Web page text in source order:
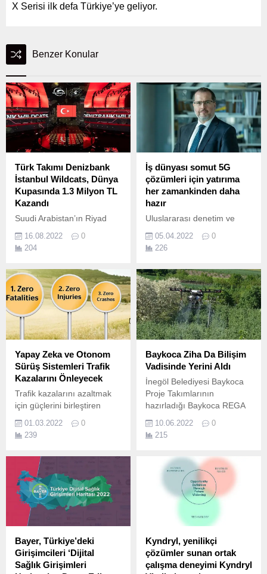
X Serisi ilk defa Türkiye’ye geliyor.
Benzer Konular
Türk Takımı Denizbank
İstanbul Wildcats, Dünya
Kupasında 1.3 Milyon TL
Kazandı
Suudi Arabistan’ın Riyad
MOBILE World Invitational
Ana Turnuvasında yarışan
Wildcats, 1.
16.08.2022
0
204
İş dünyası somut 5G
çözümleri için yatırıma
her zamankinden daha
hazır
Uluslararası denetim ve
(Ernst & Young),
“Endüstrilerin Geleceği
yayınladı.
05.04.2022
0
226
Yapay Zeka ve Otonom
Sürüş Sistemleri Trafik
Kazalarını Önleyecek
Trafik kazalarını azaltmak
için güçlerini birleştiren
zayiat, sıfır yaralanma ve
sıfır kaza" vizyonuyla yola
01.03.2022
0
239
Baykoca Ziha Da Bilişim
Vadisinde Yerini Aldı
İnegöl Belediyesi Baykoca
Proje Takımlarının
hazırladığı Baykoca REGA
Aracı) ve Baykoca Fezakadı
Drone İle Kaçak Yapı Tespiti
kabul edilmişti.
10.06.2022
0
215
Bayer, Türkiye’deki
Girişimcileri ‘Dijital
Sağlık Girişimleri
Kyndryl, yenilikçi
çözümler sunan ortak
çalışma deneyimi Kyndryl